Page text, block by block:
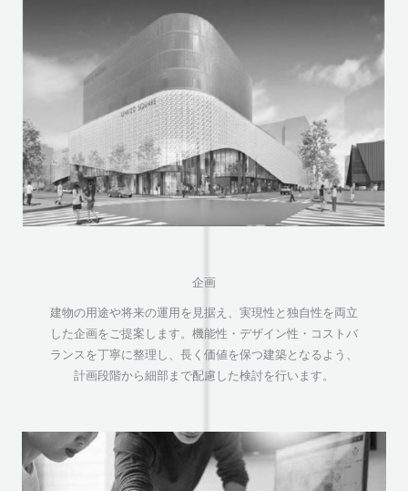
企画
建物の用途や将来の運用を見据え、実現性と独自性を両立
した企画をご提案します。機能性・デザイン性・コストバ
ランスを丁寧に整理し、長く価値を保つ建築となるよう、
計画段階から細部まで配慮した検討を行います。